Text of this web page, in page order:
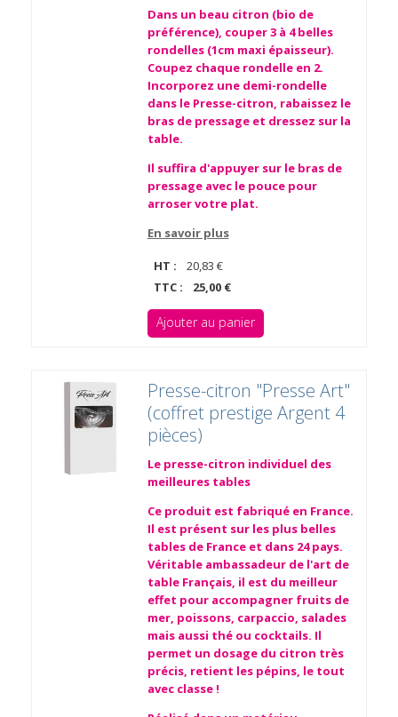
Dans un beau citron (bio de
préférence), couper 3 à 4 belles
rondelles (1cm maxi épaisseur).
Coupez chaque rondelle en 2.
Incorporez une demi-rondelle
dans le Presse-citron, rabaissez le
bras de pressage et dressez sur la
table.
Il suffira d'appuyer sur le bras de
pressage avec le pouce pour
arroser votre plat.
En savoir plus
HT :
20,83 €
TTC :
25,00 €
Ajouter au panier
Presse-citron "Presse Art"
(coffret prestige Argent 4
pièces)
Le presse-citron individuel des
meilleures tables
Ce produit est fabriqué en France.
Il est présent sur les plus belles
tables de France et dans 24 pays.
Véritable ambassadeur de l'art de
table Français, il est du meilleur
effet pour accompagner fruits de
mer, poissons, carpaccio, salades
mais aussi thé ou cocktails. Il
permet un dosage du citron très
précis, retient les pépins, le tout
avec classe !